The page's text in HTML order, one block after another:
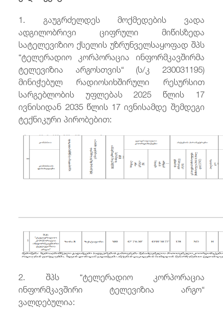
1. გაუგრძელდეს მოქმედების ვადა
ადგილობრივი ციფრული მიწისზედა
სატელევიზიო ქსელის უზრუნველსაყოფად შპს
“ტელერადიო კორპორაცია ინფორმკავშირმა
ტელევიზია არგოსთვის“ (ს/კ 230031195)
მინიჭებულ რადიოსიხშირული რესურსით
სარგებლობის უფლებას 2025 წლის 17
ივნისიდან 2035 წლის 17 ივნისამდე შემდეგი
ტექნიკური პირობებით:
2. შპს “ტელერადიო კორპორაცია
ინფორმკავშირი ტელევიზია არგო“
ვალდებულია: